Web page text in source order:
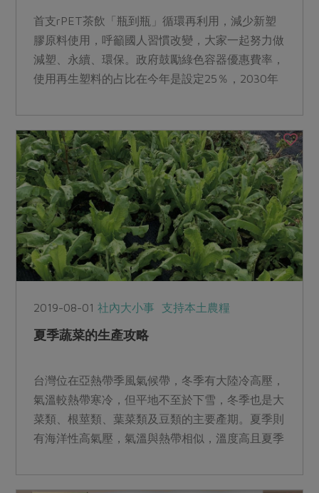
首支rPET茶飲「瓶到瓶」循環再利用，減少新塑
膠原料使用，呼籲國人習慣改變，大家一起努力做
減塑、永續、環保。政府鼓勵綠色容器優惠費率，
使用再生塑料的占比在今年是設定25％，2030年
循環推動法，推動台灣落地生態系。
2019-08-01社內大小事 支持本土農糧
夏季蔬菜的生產攻略
台灣位在亞熱帶季風氣候帶，冬季有大陸冷高壓，
氣溫較熱帶寒冷，但平地不至於下雪，冬季也是大
菜類、根莖類、葉菜類及豆類的主要產期。夏季則
有海洋性高氣壓，氣溫與熱帶相似，溫度高且夏季